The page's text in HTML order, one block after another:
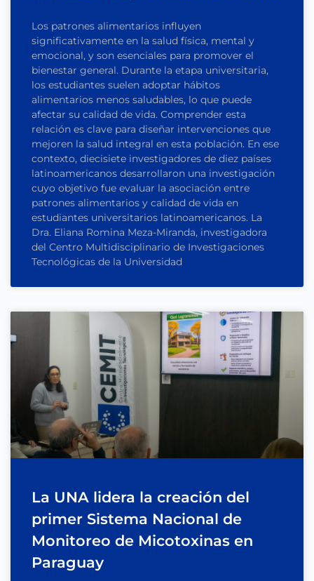
Los patrones alimentarios influyen
significativamente en la salud física, mental y
emocional, y son esenciales para promover el
bienestar general. Durante la etapa universitaria,
los estudiantes suelen adoptar hábitos
alimentarios menos saludables, lo que puede
afectar su calidad de vida. Comprender esta
relación es clave para diseñar intervenciones que
mejoren la salud integral en esta población. En ese
contexto, diecisiete investigadores de diez países
latinoamericanos desarrollaron una investigación
cuyo objetivo fue evaluar la asociación entre
patrones alimentarios y calidad de vida en
estudiantes universitarios latinoamericanos. La
Dra. Eliana Romina Meza-Miranda, investigadora
del Centro Multidisciplinario de Investigaciones
Tecnológicas de la Universidad
La UNA lidera la creación del
primer Sistema Nacional de
Monitoreo de Micotoxinas en
Paraguay